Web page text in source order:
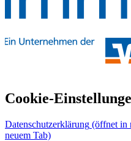
Cookie-
Datenschutzerklärung (öffnet in
neuem Tab)